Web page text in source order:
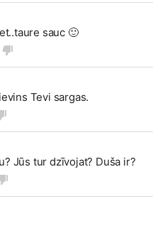
sauc 🙂
Tevi sargas.
Jūs tur dzīvojat? Duša ir?